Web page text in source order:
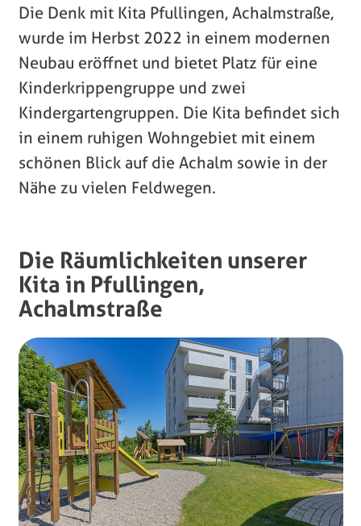
Die Denk mit Kita Pfullingen, Achalmstraße,
wurde im Herbst 2022 in einem modernen
Neubau eröffnet und bietet Platz für eine
Kinderkrippengruppe und zwei
Kindergartengruppen. Die Kita befindet sich
in einem ruhigen Wohngebiet mit einem
schönen Blick auf die Achalm sowie in der
Nähe zu vielen Feldwegen.
Die Räumlichkeiten unserer
Kita in Pfullingen,
Achalmstraße